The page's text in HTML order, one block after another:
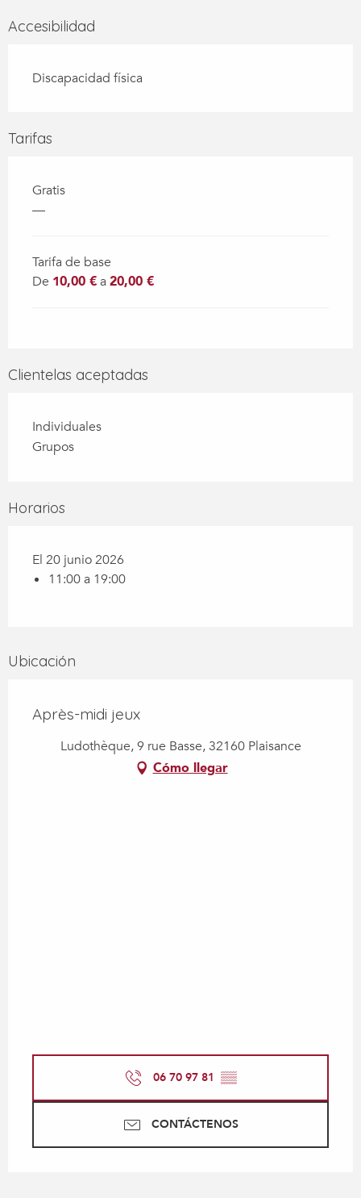
Accesibilidad
Discapacidad física
Tarifas
Gratis
—
Tarifa de base
De 10,00 €a 20,00 €
Clientelas aceptadas
Individuales
Grupos
Horarios
El 20 junio 2026
11:00 a 19:00
Ubicación
Après-midi jeux
Ludothèque, 9 rue Basse, 32160 Plaisance
Cómo llegar
06 70 97 81 ▒▒
CONTÁCTENOS